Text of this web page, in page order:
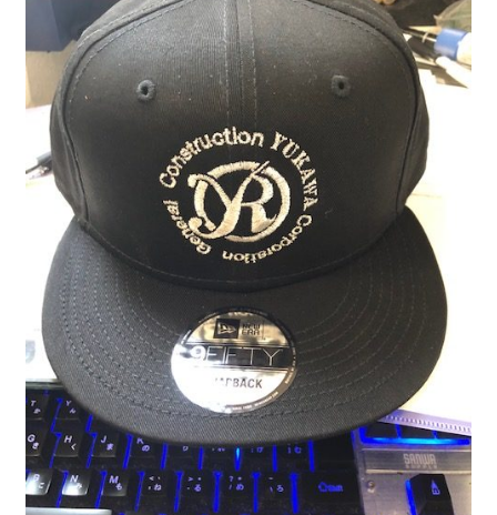
WORKS
よくある質問
FAQ
ブログ
BLOG
お問い合わせ